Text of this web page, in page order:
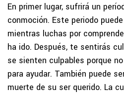
En primer lugar, sufrirá un
conmoción. Este periodo
mientras luchas por
ha ido. Después, te sentirás
se sienten culpables porque
para ayudar. También puede
muerte de su ser querido. La